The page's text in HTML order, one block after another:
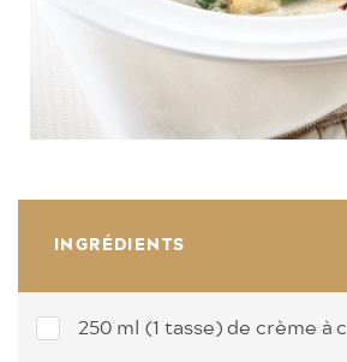
INGRÉDIENTS
250 ml (1 tasse) de crème à